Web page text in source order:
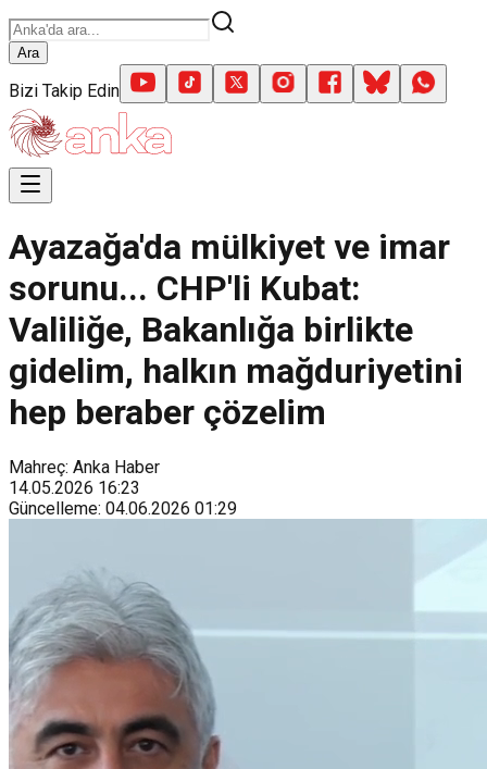
Ara
Bizi Takip Edin
Ayazağa'da mülkiyet ve imar
sorunu... CHP'li Kubat:
Valiliğe, Bakanlığa birlikte
gidelim, halkın mağduriyetini
hep beraber çözelim
Mahreç: Anka Haber
14.05.2026 16:23
Güncelleme: 04.06.2026 01:29